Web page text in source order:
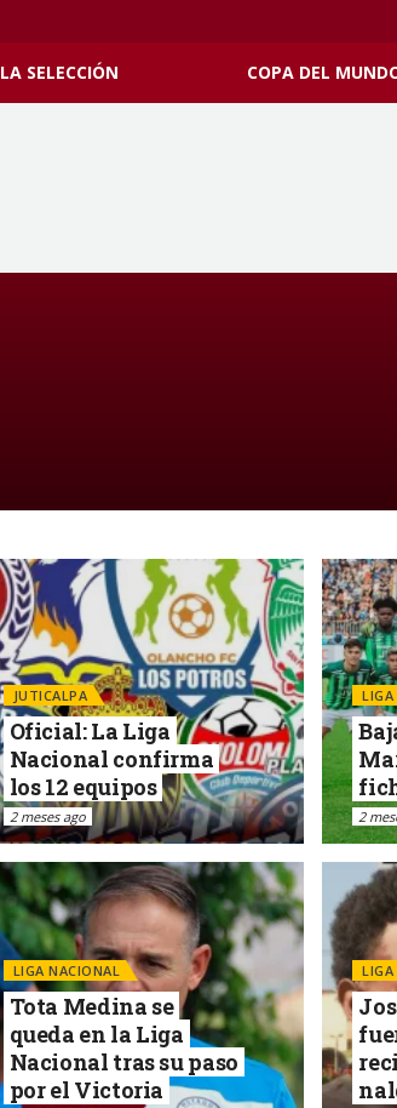
LA SELECCIÓN COPA DEL
JUTICALPA
Oficial: La Liga
Nacional confirma
los 12 equipos
2 meses ago
LIGA
2
LIGA NACIONAL
Tota Medina se
queda en la Liga
Nacional tras su paso
por el Victoria
LIGA